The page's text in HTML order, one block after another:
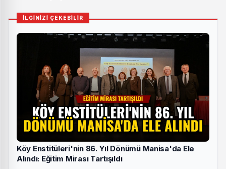
İLGİNİZİ ÇEKEBİLİR
Köy Enstitüleri'nin 86. Yıl Dönümü Manisa'da Ele
Alındı: Eğitim Mirası Tartışıldı